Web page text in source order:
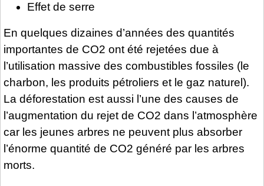
Effet de serre
En quelques dizaines d’années des quantités
importantes de CO2 ont été rejetées due à
l’utilisation massive des combustibles fossiles (le
charbon, les produits pétroliers et le gaz naturel).
La déforestation est aussi l’une des causes de
l’augmentation du rejet de CO2 dans l’atmosphère
car les jeunes arbres ne peuvent plus absorber
l’énorme quantité de CO2 généré par les arbres
morts.